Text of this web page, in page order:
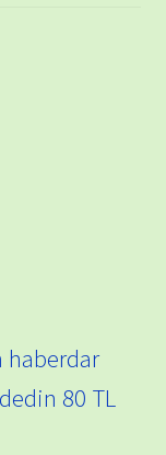
haberdar
80 TL